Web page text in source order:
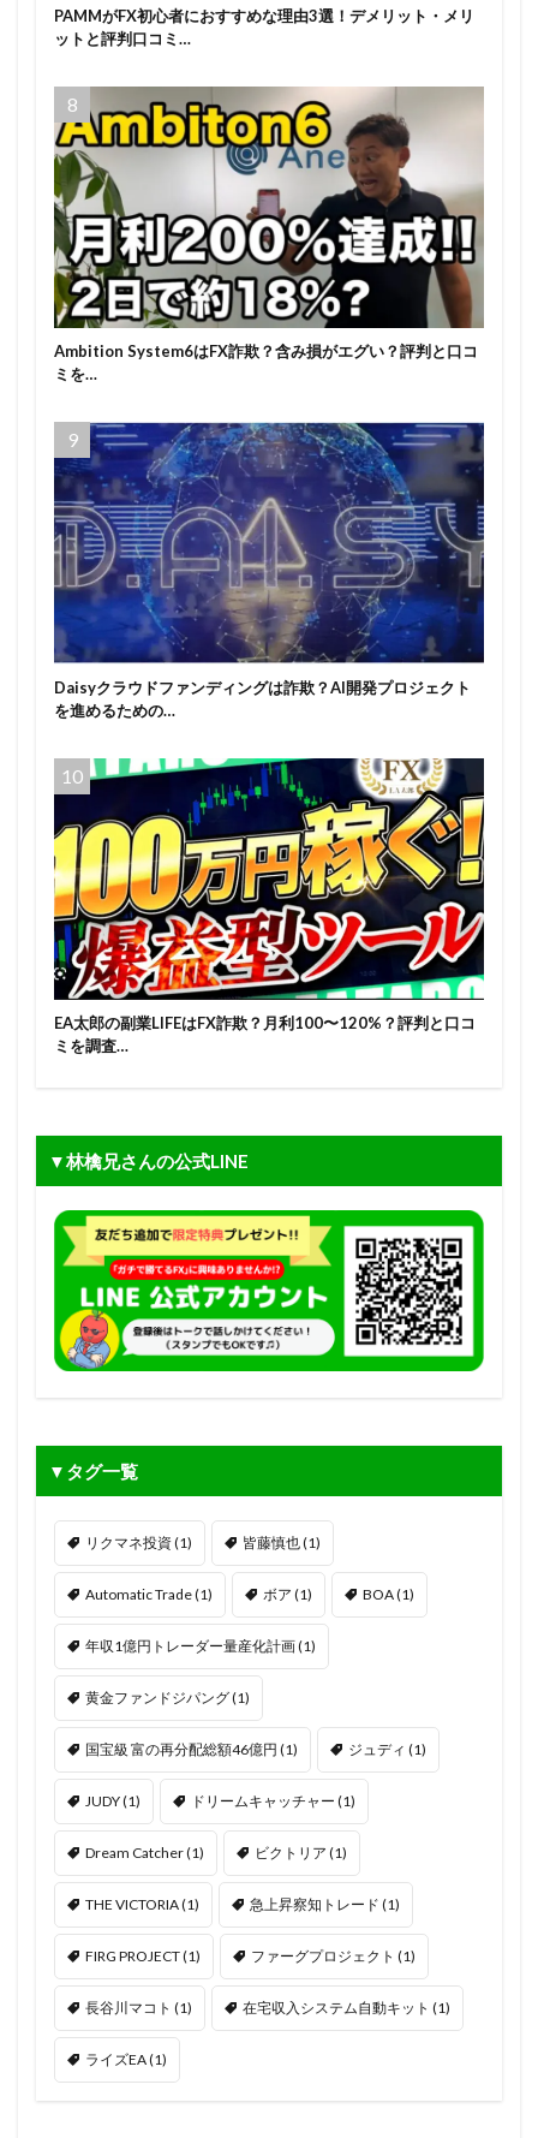
PAMMがFX初心者におすすめな理由3選！デメリット・メリ
ットと評判口コミ…
Ambition System6はFX詐欺？含み損がエグい？評判と口コ
ミを…
Daisyクラウドファンディングは詐欺？AI開発プロジェクト
を進めるための…
EA太郎の副業LIFEはFX詐欺？月利100〜120%？評判と口コ
ミを調査…
▼林檎兄さんの公式LINE
▼タグ一覧
リクマネ投資(1) 皆藤慎也(1)
Automatic Trade(1) ボア (1) BOA(1)
年収1億円トレーダー量産化計画(1)
黄金ファンドジパング(1)
国宝級 富の再分配総額46億円 (1) ジュディ (1)
JUDY(1) ドリームキャッチャー (1)
Dream Catcher(1) ビクトリア (1)
THE VICTORIA(1) 急上昇察知トレード (1)
FIRG PROJECT(1) ファーグプロジェクト (1)
長谷川マコト (1) 在宅収入システム自動キット (1)
ライズEA(1)